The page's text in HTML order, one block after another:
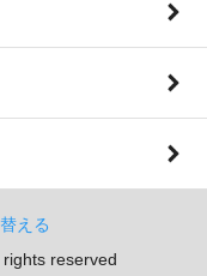
える
reserved